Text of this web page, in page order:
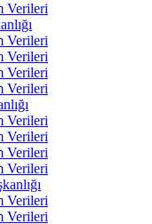
Verileri
Verileri
Verileri
Verileri
Verileri
Verileri
Verileri
Verileri
Verileri
Verileri
Verileri